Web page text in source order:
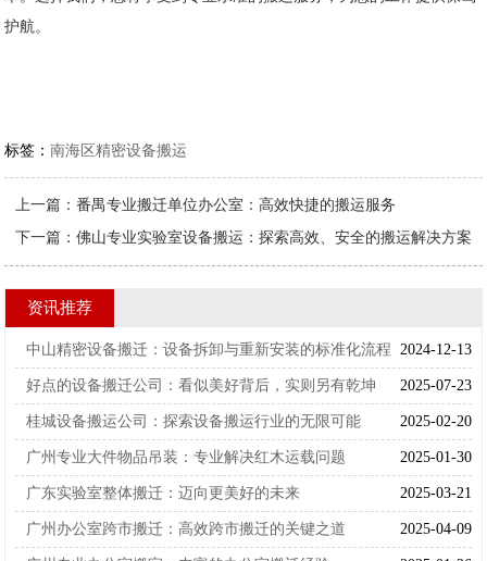
护航。
标签：南海区精密设备搬运
上一篇：番禺专业搬迁单位办公室：高效快捷的搬运服务
下一篇：佛山专业实验室设备搬运：探索高效、安全的搬运解决方案
资讯推荐
2024-12-13
中山精密设备搬迁：设备拆卸与重新安装的标准化流程
2025-07-23
好点的设备搬迁公司：看似美好背后，实则另有乾坤
2025-02-20
桂城设备搬运公司：探索设备搬运行业的无限可能
2025-01-30
广州专业大件物品吊装：专业解决红木运载问题
2025-03-21
广东实验室整体搬迁：迈向更美好的未来
2025-04-09
广州办公室跨市搬迁：高效跨市搬迁的关键之道